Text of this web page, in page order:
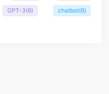
GPT-3(6) chatbot(6)